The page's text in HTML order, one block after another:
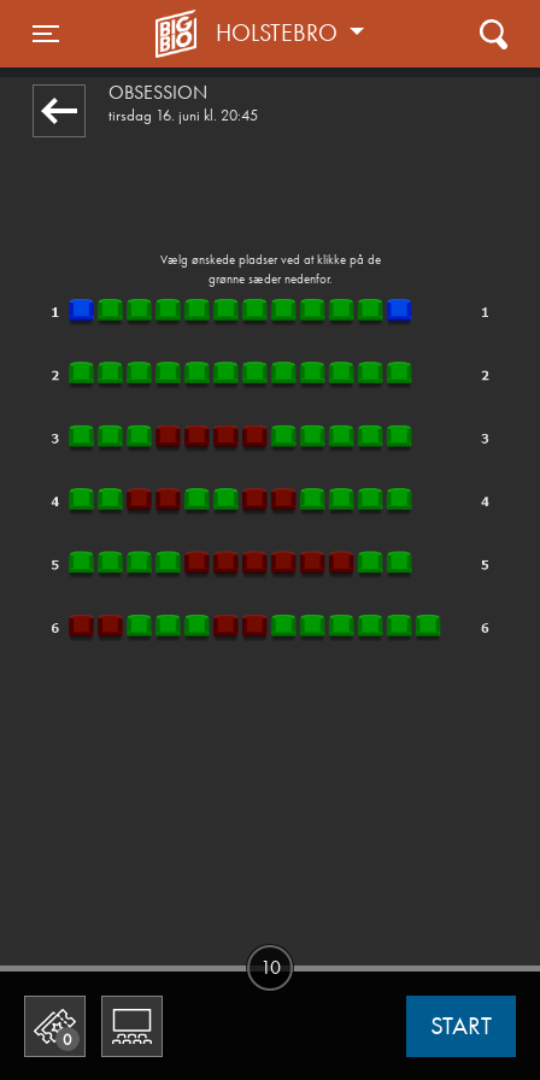
Toggle navigation
HOLSTEBRO
OBSESSION
tirsdag 16. juni kl. 20:45
Vælg ønskede pladser ved at klikke på de
grønne sæder nedenfor.
0 START
10
front05-temp 084452